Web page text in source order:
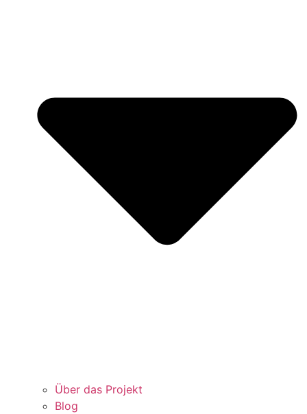
Über das Projekt
Blog